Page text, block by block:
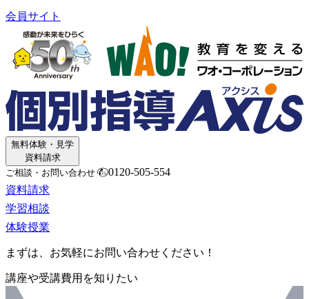
会員サイト
無料体験・見学
資料請求
ご相談・お問い合わせ
0120-505-554
資料請求
学習相談
体験授業
まずは、お気軽にお問い合わせください！
講座や受講費用を知りたい